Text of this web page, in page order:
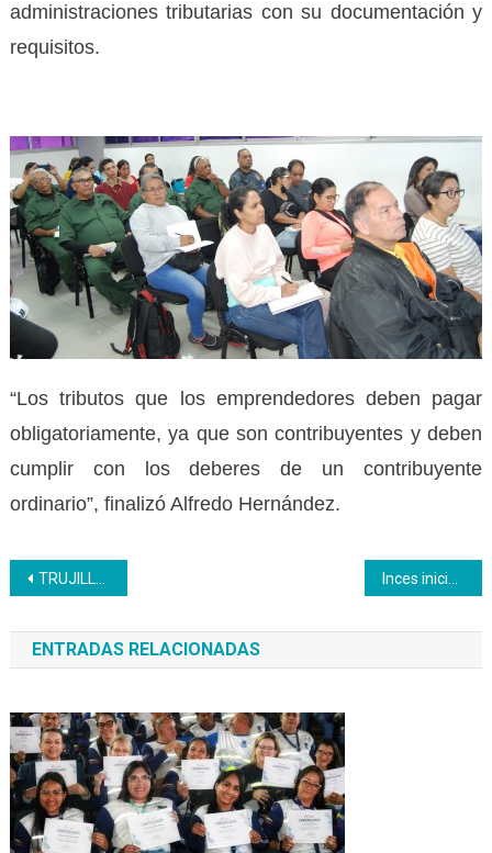
administraciones tributarias con su documentación y
requisitos.
“Los tributos que los emprendedores deben pagar
obligatoriamente, ya que son contribuyentes y deben
cumplir con los deberes de un contribuyente
ordinario”, finalizó Alfredo Hernández.
Navegación
de
entradas
TRUJILLO | Inces impulsa presentación de proyectos socioproductivos en formaciones
ENTRADAS RELACIONADAS